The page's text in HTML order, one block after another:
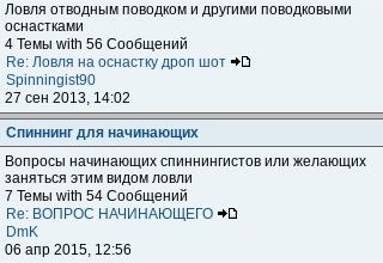
Ловля отводным поводком и другими поводковыми
оснастками
4 Темы with 56 Сообщений
Re: Ловля на оснастку дроп шот
Spinningist90
27 сен 2013, 14:02
Спиннинг для начинающих
Вопросы начинающих спиннингистов или желающих
заняться этим видом ловли
7 Темы with 54 Сообщений
Re: ВОПРОС НАЧИНАЮЩЕГО
DmK
06 апр 2015, 12:56